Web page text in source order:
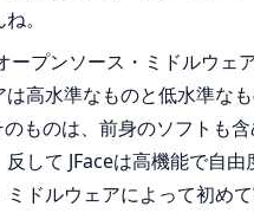
。
ープンソース・ミドルウェ
は高水準なものと低水準な
ものは、前身のソフトも
反して JFaceは高機能で自
ミドルウェアによって初め